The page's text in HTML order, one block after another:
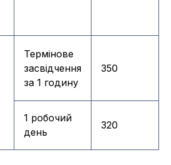
Термінове
засвідчення
за 1 годину
350
1 робочий
день
320